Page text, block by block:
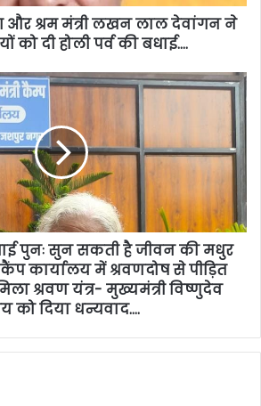
और श्रम मंत्री लखन लाल देवांगन ने
को दी होली पर्व की बधाई….
पुनः सुन सकती है जीवन की मधुर
कार्यालय में श्रवणदोष से पीड़ित
श्रवण यंत्र- मुख्यमंत्री विष्णुदेव
को दिया धन्यवाद….